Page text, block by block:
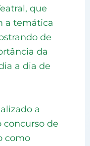
que
a temática
de
da
a dia de
a
concurso de
como